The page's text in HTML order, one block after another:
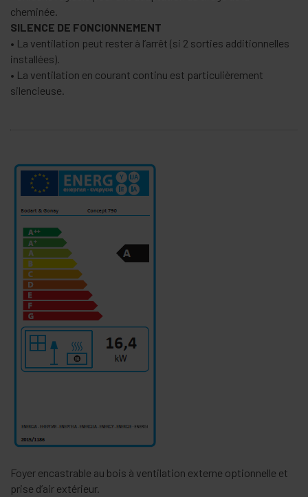
cheminée.
SILENCE DE FONCIONNEMENT
• La ventilation peut rester à l’arrêt (si 2 sorties additionnelles
installées).
• La ventilation en courant continu est particulièrement
silencieuse.
Foyer encastrable au bois à ventilation externe optionnelle et
prise d’air extérieur.